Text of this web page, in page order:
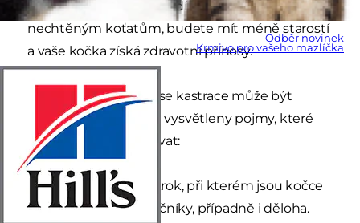
Odběr novinek
Krmivo pro vašeho mazlíčka
koček již v raném věku, díky níž se vyhnete
nechtěným koťatům, budete mít méně starostí
a vaše kočka získá zdravotní přínosy.
Terminologie týkající se kastrace může být
matoucí, ale níže jsou vysvětleny pojmy, které
bude veterinář používat:
Sterilizace je zákrok, při kterém jsou kočce
odstraněny vaječníky, případně i děloha.